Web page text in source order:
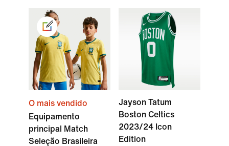
O mais vendido
Equipamento
principal Match
Seleção Brasileira
Jayson Tatum
Boston Celtics
2023/24 Icon
Edition